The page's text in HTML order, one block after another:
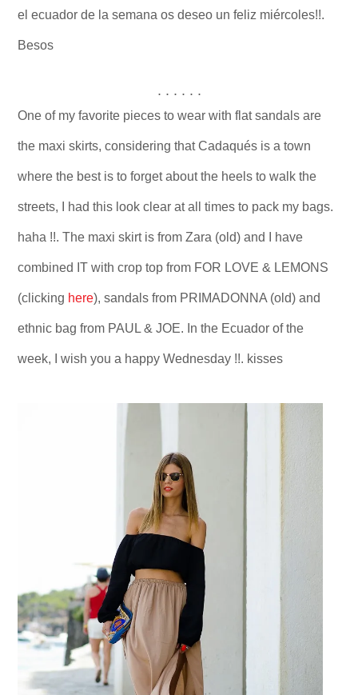
el ecuador de la semana os deseo un feliz miércoles!!.
Besos
. . . . . .
One of my favorite pieces to wear with flat sandals are
the maxi skirts, considering that Cadaqués is a town
where the best is to forget about the heels to walk the
streets, I had this look clear at all times to pack my bags.
haha !!. The maxi skirt is from Zara (old) and I have
combined IT with crop top from FOR LOVE & LEMONS
(clicking here), sandals from PRIMADONNA (old) and
ethnic bag from PAUL & JOE. In the Ecuador of the
week, I wish you a happy Wednesday !!. kisses